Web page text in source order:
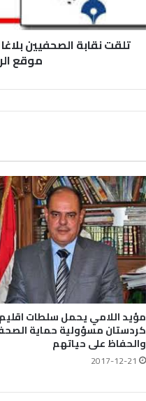
تلقت نقابة الصحفيين
موقع
مؤيد اللامي يحمل سلطات اقليم
كردستان مسؤولية حماية
والحفاظ على حياتهم
2017-12-21